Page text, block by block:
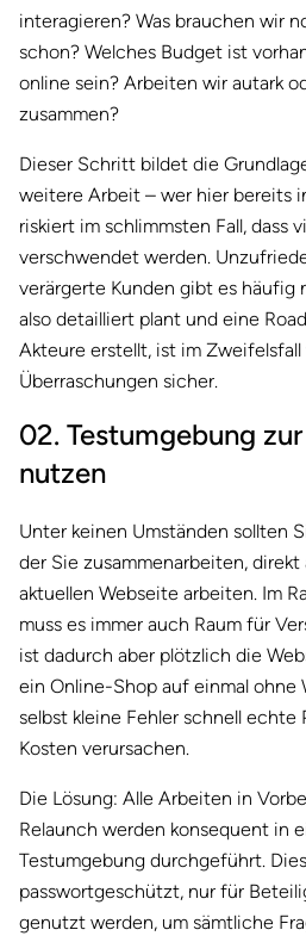
interagieren? Was brauchen wir
schon? Welches Budget ist
online sein? Arbeiten wir autark
zusammen?
Dieser Schritt bildet die
weitere Arbeit – wer hier bereits
riskiert im schlimmsten Fall, dass
verschwendet werden.
verärgerte Kunden gibt es häufig
also detailliert plant und eine
Akteure erstellt, ist im Zweifelsfall
Überraschungen sicher.
02. Testumgebung
nutzen
Unter keinen Umständen sollten
der Sie zusammenarbeiten,
aktuellen Webseite arbeiten. Im
muss es immer auch Raum für
ist dadurch aber plötzlich die
ein Online-Shop auf einmal ohne
selbst kleine Fehler schnell echte
Kosten verursachen.
Die Lösung: Alle Arbeiten in
Relaunch werden konsequent in
Testumgebung durchgeführt.
passwortgeschützt, nur für
genutzt werden, um sämtliche